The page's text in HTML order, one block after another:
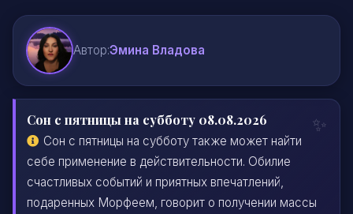
Автор:Эмина Владова
Сон с пятницы на субботу 08.08.2026
Сон с пятницы на субботу также может найти
себе применение в действительности. Обилие
счастливых событий и приятных впечатлений,
подаренных Морфеем, говорит о получении массы